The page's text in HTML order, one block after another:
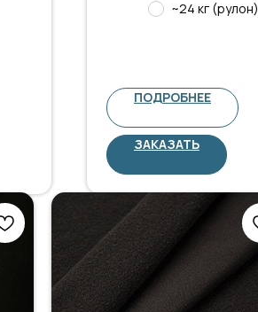
~24 кг (рулон)
ПОДРОБНЕЕ
ЗАКАЗАТЬ